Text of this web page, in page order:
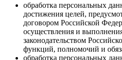
обработка персональных
достижения целей,
договором Российской
осуществления и
законодательством
функций, полномочий и
обработка персональных